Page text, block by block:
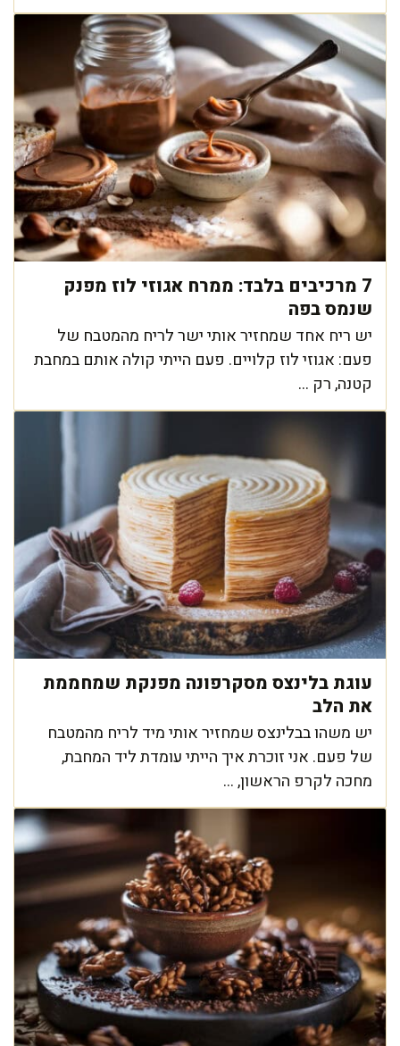
7 מרכיבים בלבד: ממרח אגוזי לוז מפנק
שנמס בפה
יש ריח אחד שמחזיר אותי ישר לריח מהמטבח של
פעם: אגוזי לוז קלויים. פעם הייתי קולה אותם במחבת
קטנה, רק ...
עוגת בלינצס מסקרפונה מפנקת שמחממת
את הלב
יש משהו בבלינצס שמחזיר אותי מיד לריח מהמטבח
של פעם. אני זוכרת איך הייתי עומדת ליד המחבת,
מחכה לקרפ הראשון, ...